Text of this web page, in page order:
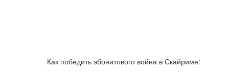
Как победить эбонитового война в Скайриме: